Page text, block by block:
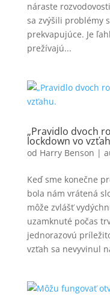
náraste
sa zvýšili problémy
prekvapujúce. Je
prežívajú...
„Pravidlo dvoch
lockdown vo
od Harry Benson |
Keď sme konečne
bola nám vrátená
môže zvlášť
uzamknuté počas
jednorazovú
vzťah sa nevyvinul